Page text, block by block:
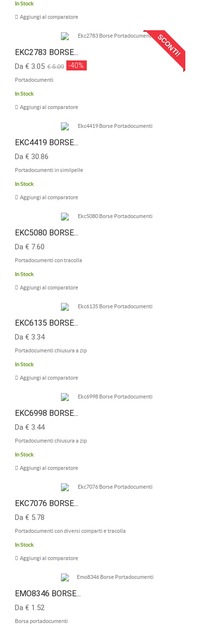
In Stock
Aggiungi al comparatore
SCONTI!
EKC2783 BORSE...
Da € 3.05 € 5.09 -40%
Portadocumenti
In Stock
Aggiungi al comparatore
EKC4419 BORSE...
Da € 30.86
Portadocumenti in similpelle
In Stock
Aggiungi al comparatore
EKC5080 BORSE...
Da € 7.60
Portadocumenti con tracolla
In Stock
Aggiungi al comparatore
EKC6135 BORSE...
Da € 3.34
Portadocumenti chiusura a zip
In Stock
Aggiungi al comparatore
EKC6998 BORSE...
Da € 3.44
Portadocumenti chiusura a zip
In Stock
Aggiungi al comparatore
EKC7076 BORSE...
Da € 5.78
Portadocumenti con diversi comparti e tracolla
In Stock
Aggiungi al comparatore
EMO8346 BORSE...
Da € 1.52
Borsa portadocumenti